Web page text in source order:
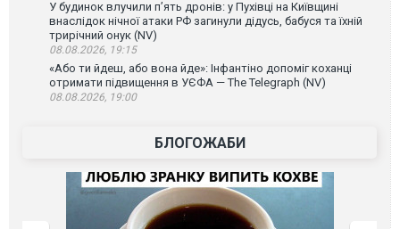
У будинок влучили п’ять дронів: у Пухівці на Київщині
внаслідок нічної атаки РФ загинули дідусь, бабуся та їхній
трирічний онук (NV)
08.08.2026, 19:15
«Або ти йдеш, або вона йде»: Інфантіно допоміг коханці
отримати підвищення в УЄФА — The Telegraph (NV)
08.08.2026, 19:00
БЛОГОЖАБИ